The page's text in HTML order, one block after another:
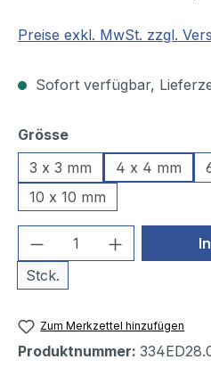
Preise exkl. MwSt. zzgl.
Sofort verfügbar,
Grösseauswählen
3 x 3 mm
4 x 4 mm
10 x 10 mm
Produkt Anzahl:
Stck.
Zum Merkzettel hinzufügen
Produktnummer: